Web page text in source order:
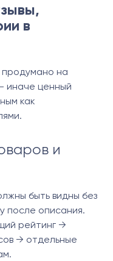
в
на
иначе ценный
как
и
быть видны без
после описания.
рейтинг →
→ отдельные